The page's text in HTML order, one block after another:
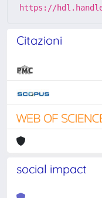
https://
Citazioni
social impact